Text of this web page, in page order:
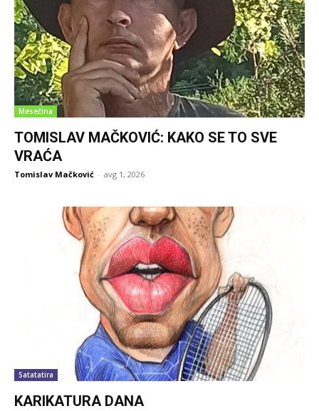
Mesečina
TOMISLAV MAČKOVIĆ: KAKO SE TO SVE
VRAĆA
Tomislav Mačković - avg 1, 2026
Satatatira
KARIKATURA DANA